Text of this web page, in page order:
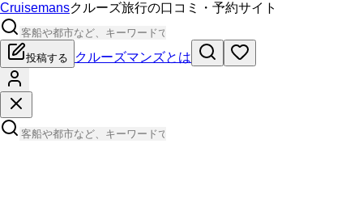
Cruisemansクルーズ旅行の口コミ・予約サイト
投稿する クルーズマンズとは